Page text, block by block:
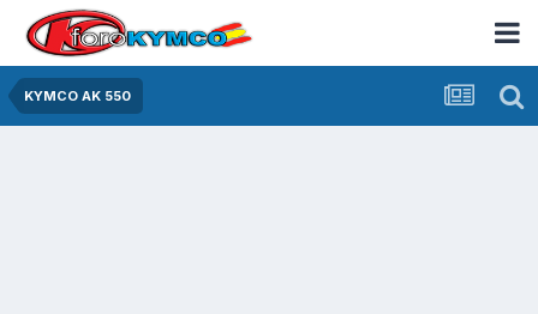
KYMCO AK 550